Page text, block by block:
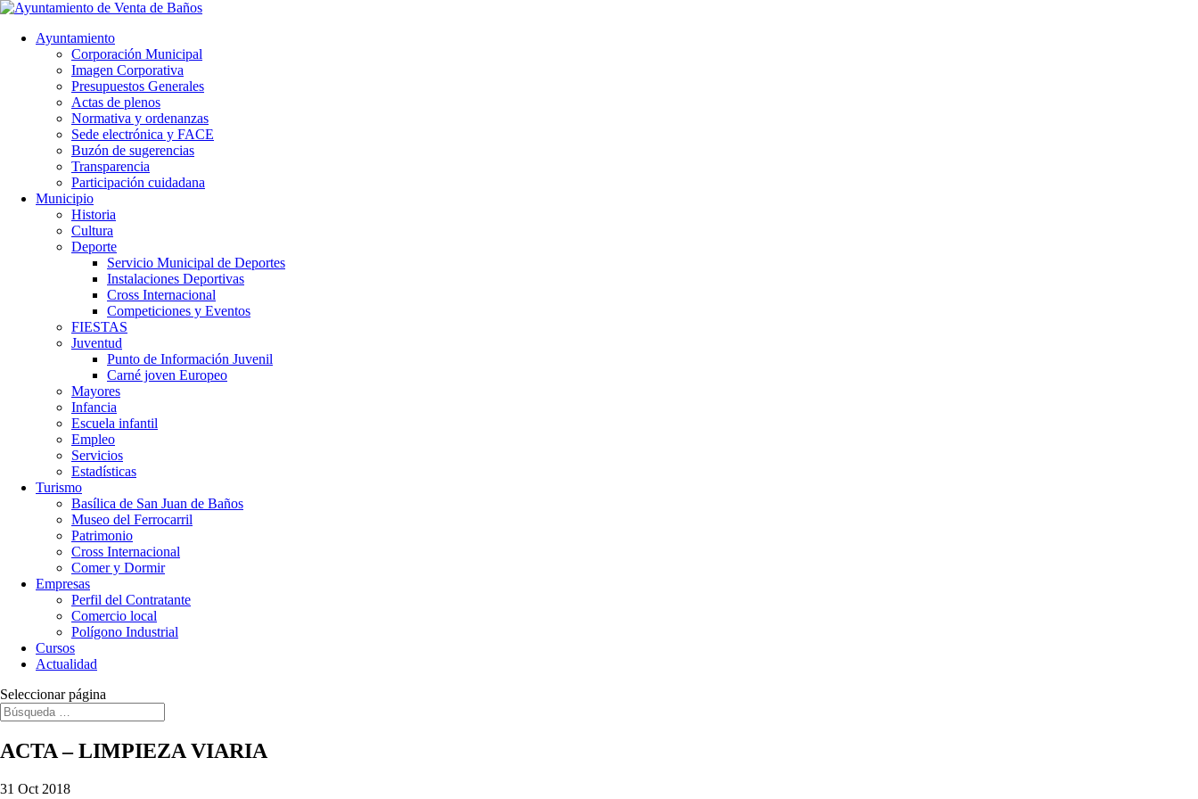
Ayuntamiento
Corporación Municipal
Imagen Corporativa
Presupuestos Generales
Actas de plenos
Normativa y ordenanzas
Sede electrónica y FACE
Buzón de sugerencias
Transparencia
Participación cuidadana
Municipio
Historia
Cultura
Deporte
Servicio Municipal de Deportes
Instalaciones Deportivas
Cross Internacional
Competiciones y Eventos
FIESTAS
Juventud
Punto de Información Juvenil
Carné joven Europeo
Mayores
Infancia
Escuela infantil
Empleo
Servicios
Estadísticas
Turismo
Basílica de San Juan de Baños
Museo del Ferrocarril
Patrimonio
Cross Internacional
Comer y Dormir
Empresas
Perfil del Contratante
Comercio local
Polígono Industrial
Cursos
Actualidad
Seleccionar página
ACTA – LIMPIEZA VIARIA
31 Oct 2018